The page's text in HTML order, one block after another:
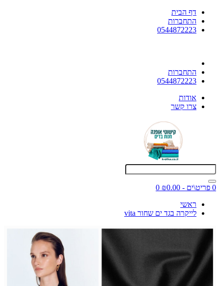
דף הבית
התחברות
0544872223
התחברות
0544872223
אודות
צרו קשר
0 פריט\ים - ₪0.00
0
ראשי
לייקרה בגד ים שחור vita